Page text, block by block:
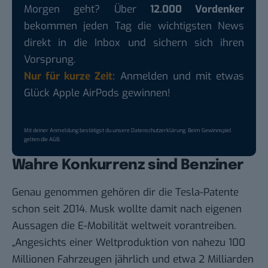
Morgen geht? Über 12.000 Vordenker
bekommen jeden Tag die wichtigsten News
direkt in die Inbox und sichern sich ihren
Vorsprung.
Nur für kurze Zeit: Anmelden und mit etwas
Glück Apple AirPods gewinnen!
Mit deiner Anmeldung bestätigst du unsereDatenschutzerklärung. Beim Gewinnspiel
gelten dieAGB.
Wahre Konkurrenz sind Benziner
Genau genommen gehören dir die Tesla-Patente
schon seit 2014. Musk wollte damit nach eigenen
Aussagen die E-Mobilität weltweit vorantreiben.
„Angesichts einer Weltproduktion von nahezu 100
Millionen Fahrzeugen jährlich und etwa 2 Milliarden